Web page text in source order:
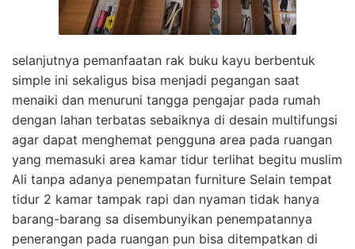
selanjutnya pemanfaatan rak buku kayu berbentuk
simple ini sekaligus bisa menjadi pegangan saat
menaiki dan menuruni tangga pengajar pada rumah
dengan lahan terbatas sebaiknya di desain multifungsi
agar dapat menghemat pengguna area pada ruangan
yang memasuki area kamar tidur terlihat begitu muslim
Ali tanpa adanya penempatan furniture Selain tempat
tidur 2 kamar tampak rapi dan nyaman tidak hanya
barang-barang sa disembunyikan penempatannya
penerangan pada ruangan pun bisa ditempatkan di